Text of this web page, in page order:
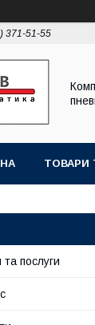
371-51-55
ТОВАРИ
послуги